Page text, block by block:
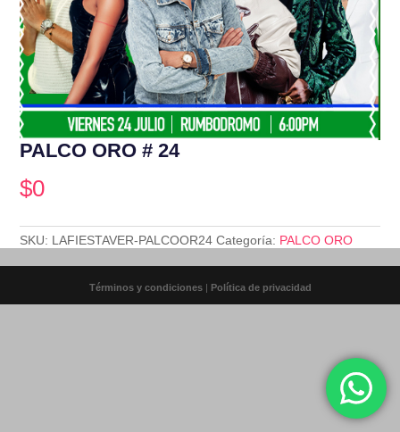
PALCO ORO # 24
$0
SKU: LAFIESTAVER-PALCOOR24 Categoría: PALCO ORO
Términos y condiciones | Política de privacidad